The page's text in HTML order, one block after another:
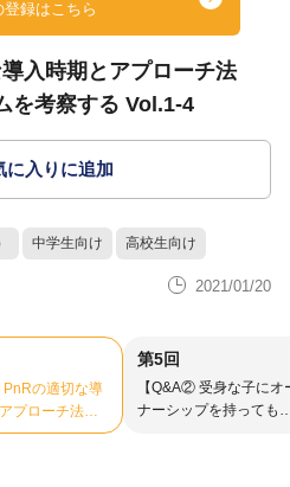
録はこちら
入時期とアプローチ法
を考察する Vol.1-4
に入りに追加
中学生向け 高校生向け
2021/01/20
PnRの適切な導
プローチ法
カリキュラム
第5回
【Q&A② 受身な子にオ
ナーシップを持っても